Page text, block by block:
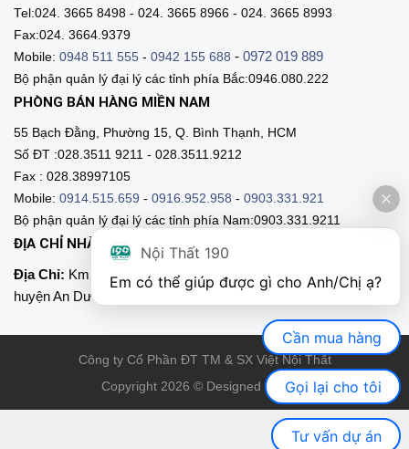
Tel:024. 3665 8498 - 024. 3665 8966 - 024. 3665 8993
Fax:024. 3664.9379
Mobile: 0948 511 555 - 0942 155 688 - 0972 019 889
Bộ phận quản lý đại lý các tỉnh phía Bắc:0946.080.222
PHÒNG BÁN HÀNG MIỀN NAM
55 Bạch Đằng, Phường 15, Q. Bình Thạnh, HCM
Số ĐT :028.3511 9211 - 028.3511.9212
Fax : 028.38997105
Mobile: 0914.515.659 - 0916.952.958 - 0903.331.921
Bộ phận quản lý đại lý các tỉnh phía Nam:0903.331.9211
ĐỊA CHỈ NHÀ MÁY SẢN XUẤT
Địa Chỉ: Km 89, Quốc lộ 5 , Thôn Mỹ Tranh, xã Nam Sơn,
huyện An Dương, Hải Phòng
Công ty Cổ Phần ĐT TM & SX Việt Nội Thất
Copyright 2026 © Designed by VNT
Nội Thất 190
Cần mua hàng
Gọi lại cho tôi
Tư vấn dự án